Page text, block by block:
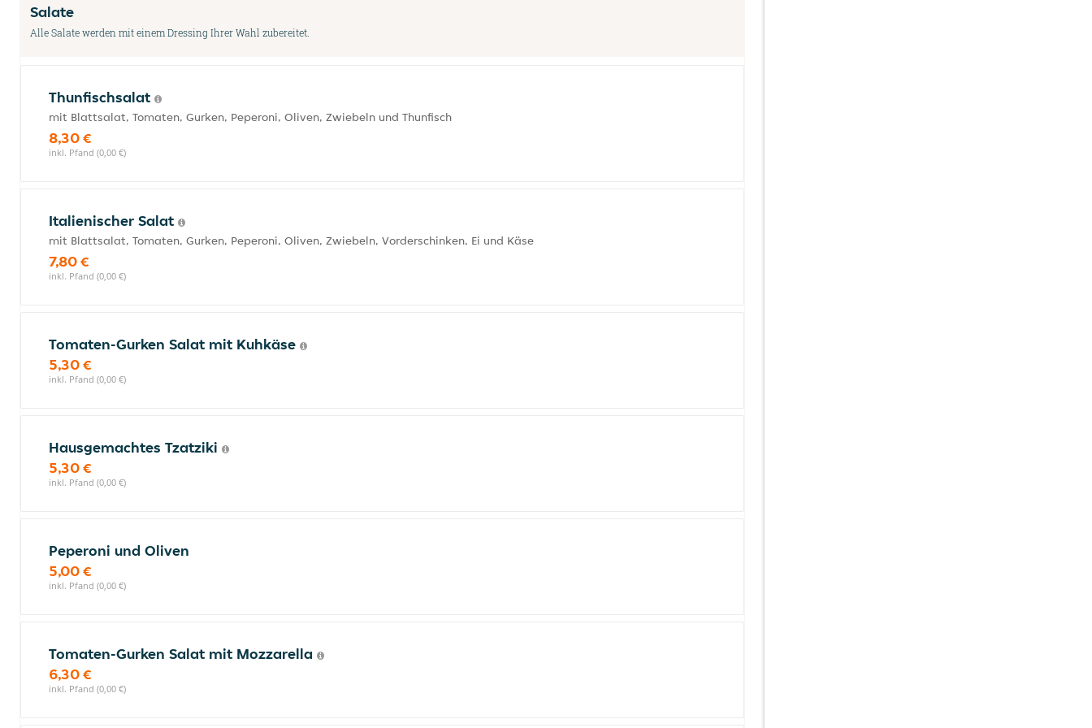
Salate
Alle Salate werden mit einem Dressing Ihrer Wahl zubereitet.
Thunfischsalat
mit Blattsalat, Tomaten, Gurken, Peperoni, Oliven, Zwiebeln und Thunfisch
8,30 €
inkl. Pfand (0,00 €)
Italienischer Salat
mit Blattsalat, Tomaten, Gurken, Peperoni, Oliven, Zwiebeln, Vorderschinken, Ei und Käse
7,80 €
inkl. Pfand (0,00 €)
Tomaten-Gurken Salat mit Kuhkäse
5,30 €
inkl. Pfand (0,00 €)
Hausgemachtes Tzatziki
5,30 €
inkl. Pfand (0,00 €)
Peperoni und Oliven
5,00 €
inkl. Pfand (0,00 €)
Tomaten-Gurken Salat mit Mozzarella
6,30 €
inkl. Pfand (0,00 €)